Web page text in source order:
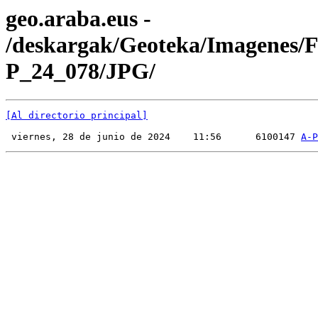
geo.araba.eus -
/deskargak/Geoteka/Imagenes/
P_24_078/JPG/
[Al directorio principal]
viernes, 28 de junio de 2024    11:56      6100147 A-